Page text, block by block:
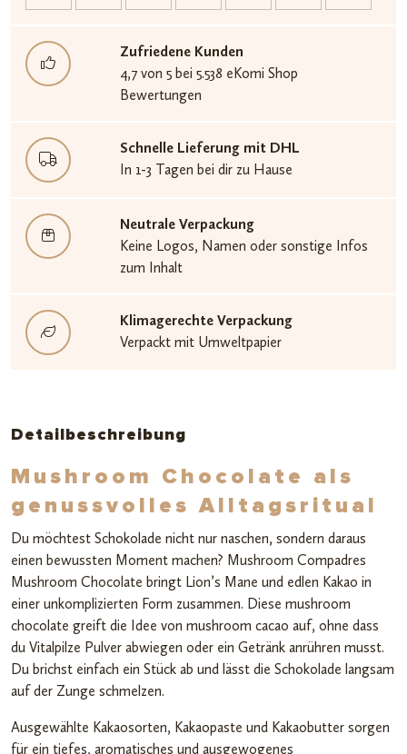
Detailbeschreibung
Mushroom Chocolate als
genussvolles Alltagsritual
Du möchtest Schokolade nicht nur naschen, sondern daraus
einen bewussten Moment machen? Mushroom Compadres
Mushroom Chocolate bringt Lion’s Mane und edlen Kakao in
einer unkomplizierten Form zusammen. Diese mushroom
chocolate greift die Idee von mushroom cacao auf, ohne dass
du Vitalpilze Pulver abwiegen oder ein Getränk anrühren musst.
Du brichst einfach ein Stück ab und lässt die Schokolade langsam
auf der Zunge schmelzen.
Ausgewählte Kakaosorten, Kakaopaste und Kakaobutter sorgen
für ein tiefes, aromatisches und ausgewogenes
Zufriedene Kunden
4,7 von 5 bei 5.538 eKomi Shop
Bewertungen
Schnelle Lieferung mit DHL
In 1-3 Tagen bei dir zu Hause
Neutrale Verpackung
Keine Logos, Namen oder sonstige Infos
zum Inhalt
Klimagerechte Verpackung
Verpackt mit Umweltpapier